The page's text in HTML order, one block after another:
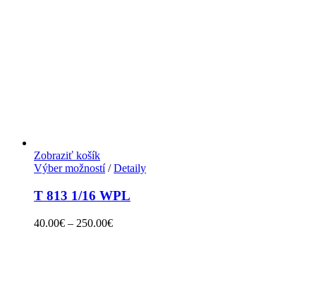
Zobraziť košík
Výber možností/ Detaily
T 813 1/16 WPL
40.00€ – 250.00€